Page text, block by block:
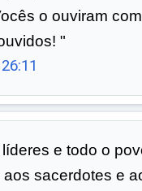
o ouviram
"
e todo o
sacerdotes e